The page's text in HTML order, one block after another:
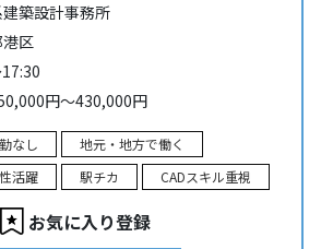
築設計事務所
区
円～430,000円
なし
地元・地方で働く
活躍 駅チカ CADスキル重視
お気に入り登録